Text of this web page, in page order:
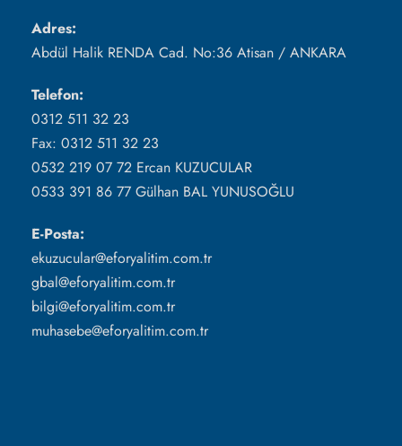
Adres:
Abdül Halik RENDA Cad. No:36 Atisan / ANKARA
Telefon:
0312 511 32 23
Fax: 0312 511 32 23
0532 219 07 72 Ercan KUZUCULAR
0533 391 86 77 Gülhan BAL YUNUSOĞLU
E-Posta:
ekuzucular@eforyalitim.com.tr
gbal@eforyalitim.com.tr
bilgi@eforyalitim.com.tr
muhasebe@eforyalitim.com.tr